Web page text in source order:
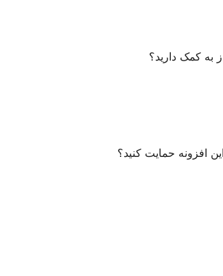
به کمک دارید؟
افزونه حمایت کنید؟